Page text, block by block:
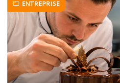
ENTREPRISE